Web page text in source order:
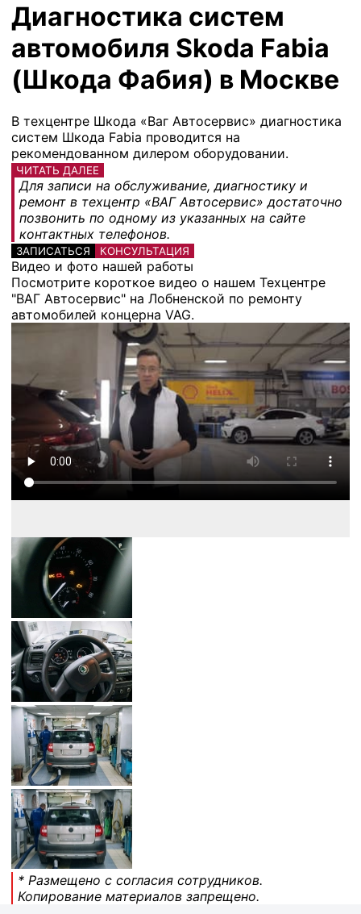
Диагностика систем
автомобиля Skoda Fabia
(Шкода Фабия) в Москве
В техцентре Шкода «Ваг Автосервис» диагностика
систем Шкода Fabia проводится на
рекомендованном дилером оборудовании.
ЧИТАТЬ ДАЛЕЕ
Для записи на обслуживание, диагностику и
ремонт в техцентр «ВАГ Автосервис» достаточно
позвонить по одному из указанных на сайте
контактных телефонов.
ЗАПИСАТЬСЯ КОНСУЛЬТАЦИЯ
Видео и фото нашей работы
Посмотрите короткое видео о нашем Техцентре
"ВАГ Автосервис" на Лобненской по ремонту
автомобилей концерна VAG.
* Размещено с согласия сотрудников.
Копирование материалов запрещено.